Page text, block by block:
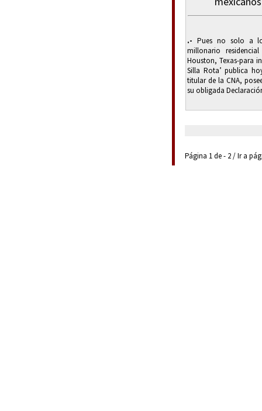
.- Pues no solo a
millonario
Houston, Texas-para
Silla Rota’ publica
titular de la CNA,
su obligada
Página 1 de - 2 / Ir a